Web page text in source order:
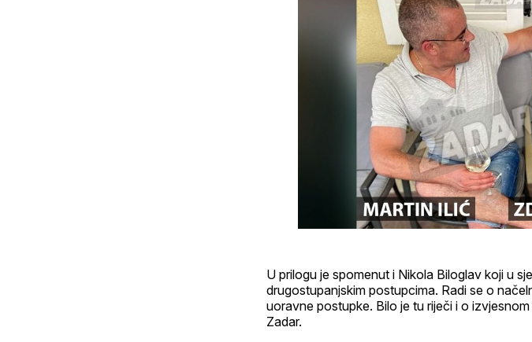
U prilogu je spomenut i Nikola Biloglav koji u
drugostupanjskim postupcima. Radi se o
uoravne postupke. Bilo je tu riječi i o
Zadar.